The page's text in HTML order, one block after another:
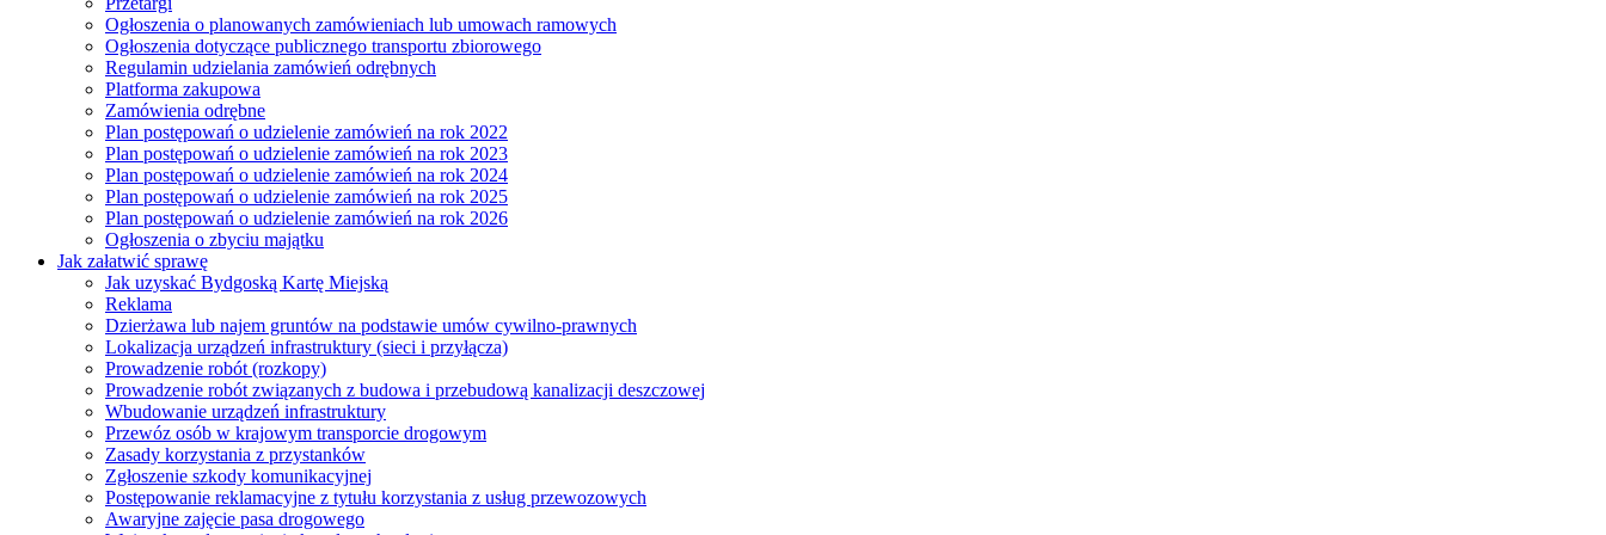
Ogłoszenia o planowanych zamówieniach lub umowach ramowych
Ogłoszenia dotyczące publicznego transportu zbiorowego
Regulamin udzielania zamówień odrębnych
Platforma zakupowa
Zamówienia odrębne
Plan postępowań o udzielenie zamówień na rok 2022
Plan postępowań o udzielenie zamówień na rok 2023
Plan postępowań o udzielenie zamówień na rok 2024
Plan postępowań o udzielenie zamówień na rok 2025
Plan postępowań o udzielenie zamówień na rok 2026
Ogłoszenia o zbyciu majątku
Jak załatwić sprawę
Jak uzyskać Bydgoską Kartę Miejską
Reklama
Dzierżawa lub najem gruntów na podstawie umów cywilno-prawnych
Lokalizacja urządzeń infrastruktury (sieci i przyłącza)
Prowadzenie robót (rozkopy)
Prowadzenie robót związanych z budowa i przebudową kanalizacji deszczowej
Wbudowanie urządzeń infrastruktury
Przewóz osób w krajowym transporcie drogowym
Zasady korzystania z przystanków
Zgłoszenie szkody komunikacyjnej
Postępowanie reklamacyjne z tytułu korzystania z usług przewozowych
Awaryjne zajęcie pasa drogowego